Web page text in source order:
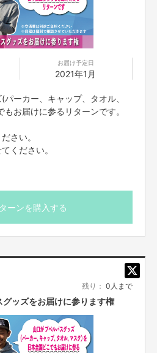
お届け予定日
2021年1月
ーカー、キャップ、タオル、
お届けに参るリターンです。
さい。
ください。
ーンを購入する
残り： 0人まで
グッズをお届けに参ります権